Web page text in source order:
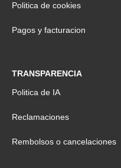
Politica de cookies
Pagos y facturacion
TRANSPARENCIA
Politica de IA
Reclamaciones
Rembolsos o cancelaciones